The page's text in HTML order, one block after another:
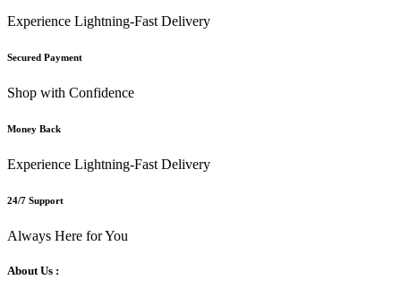
Experience Lightning-Fast Delivery
Secured Payment
Shop with Confidence
Money Back
Experience Lightning-Fast Delivery
24/7 Support
Always Here for You
About Us :